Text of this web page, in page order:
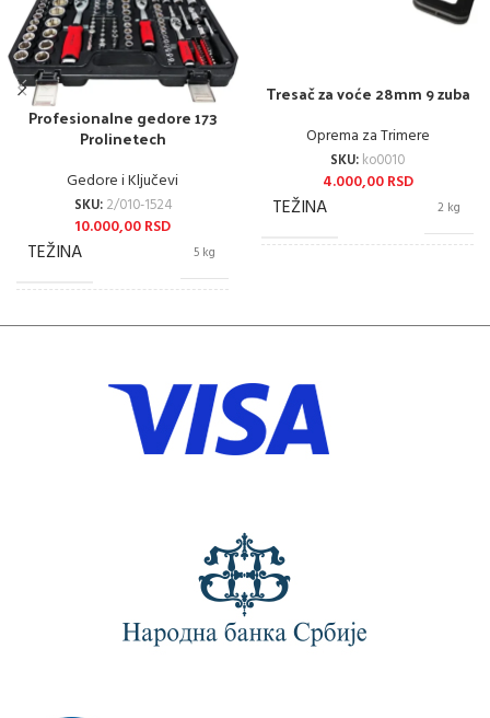
Profesionalne gedore 173
Prolinetech
Gedore i Ključevi
SKU: 2/010-1524
10.000,00RSD
TEŽINA 5 kg
BREND Prolinetech
GODINA UVOZA 2026
KINA
Tresač za voće 28mm 9 zuba
Oprema za Trimere
SKU: ko0010
4.000,00RSD
TEŽINA 2 kg